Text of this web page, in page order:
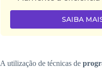
SAIBA
A utilização de técnicas de